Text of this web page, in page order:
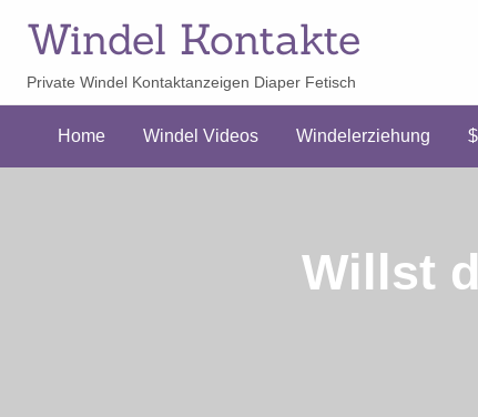
verdienen
Windel Kontakte
Private Windel Kontaktanzeigen Diaper Fetisch
Home Windel Videos Windelerziehung
Willst